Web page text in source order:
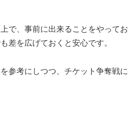
で、事前に出来ることをやってお
差を広げておくと安心です。
参考にしつつ、チケット争奪戦に